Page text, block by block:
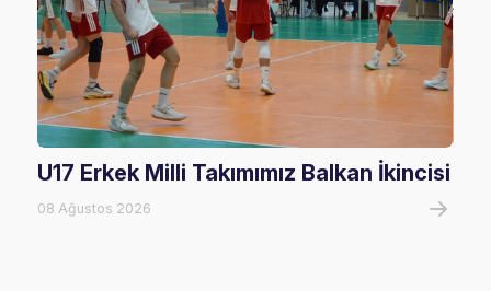
U17 Erkek Milli Takımımız Balkan İkincisi
08 Ağustos 2026